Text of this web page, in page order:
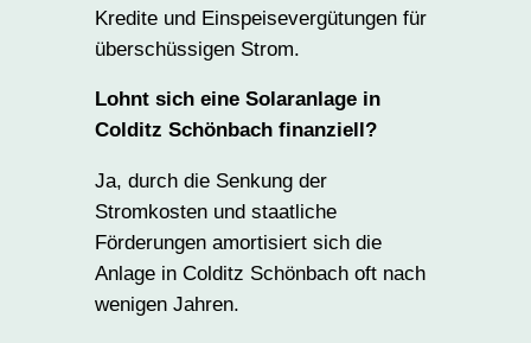
Kredite und Einspeisevergütungen für
überschüssigen Strom.
Lohnt sich eine Solaranlage in
Colditz Schönbach finanziell?
Ja, durch die Senkung der
Stromkosten und staatliche
Förderungen amortisiert sich die
Anlage in Colditz Schönbach oft nach
wenigen Jahren.